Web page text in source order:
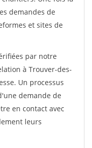
demandes de
et sites de
par notre
à Trouver-des-
Un processus
demande de
en contact avec
leurs